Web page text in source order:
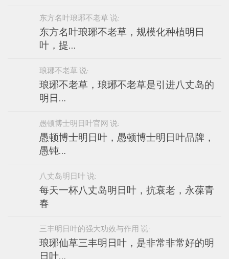
东方名叶琅琊不老草 说:
东方名叶琅琊不老草，规模化种植明日
叶，提…
琅琊不老草 说:
琅琊不老草，琅琊不老草是引进八丈岛的
明日…
愚顿博士明日叶官网 说:
愚顿博士明日叶，愚顿博士明日叶品牌，
愚钝…
八丈岛明日叶 说:
每天一杯八丈岛明日叶，抗衰老，永葆青
春
三丰明日叶的强大功效与作用 说:
琅琊仙草三丰明日叶，是非常非常好的明
日叶…